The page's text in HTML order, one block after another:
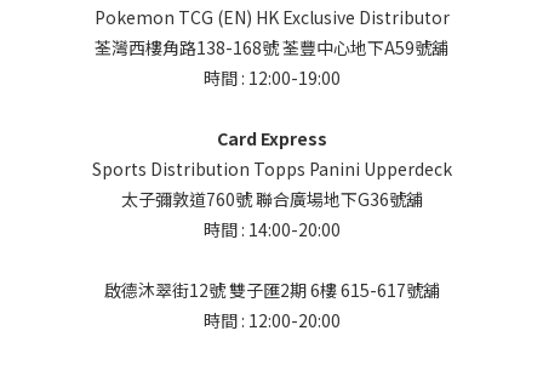
Pokemon TCG (EN) HK Exclusive Distributor
荃灣西樓角路138-168號 荃豐中心地下A59號舖
時間 : 12:00-19:00
Card Express
Sports Distribution Topps Panini Upperdeck
太子彌敦道760號 聯合廣場地下G36號舖
時間 : 14:00-20:00
啟德沐翠街12號 雙子匯2期 6樓 615-617號舖
時間 : 12:00-20:00